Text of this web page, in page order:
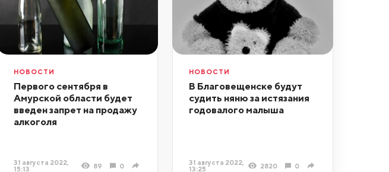
НОВОСТИ
Первого сентября в
Амурской области будет
введен запрет на продажу
алкоголя
31 августа 2022,
15:13
89 0
НОВОСТИ
В Благовещенске будут
судить няню за истязания
годовалого малыша
31 августа 2022,
13:25
2820 0